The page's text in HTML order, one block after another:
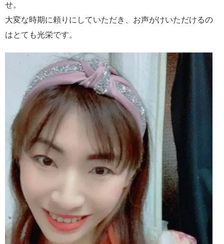
せ。
大変な時期に頼りにしていただき、お声がけいただけるの
はとても光栄です。